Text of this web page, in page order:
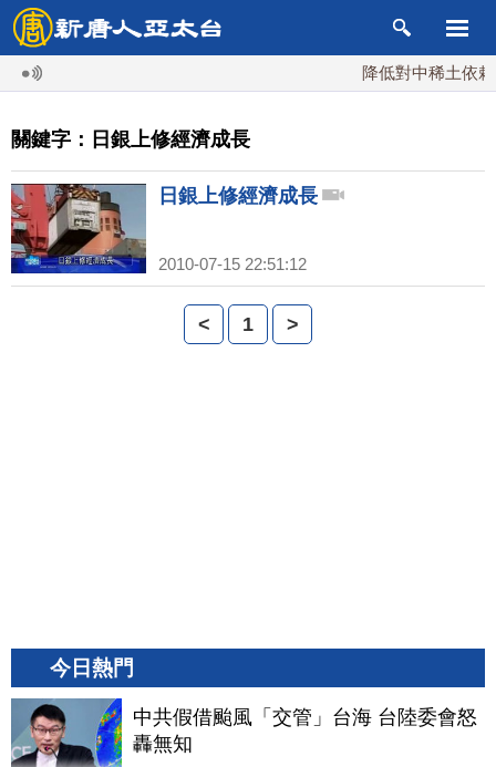
降低對中稀土依賴
關鍵字：日銀上修經濟成長
日銀上修經濟成長
2010-07-15 22:51:12
< 1 >
今日熱門
中共假借颱風「交管」台海 台陸委會怒
轟無知